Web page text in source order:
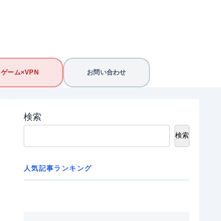
ゲーム×VPN お問い合わせ
検索
検索
人気記事ランキング